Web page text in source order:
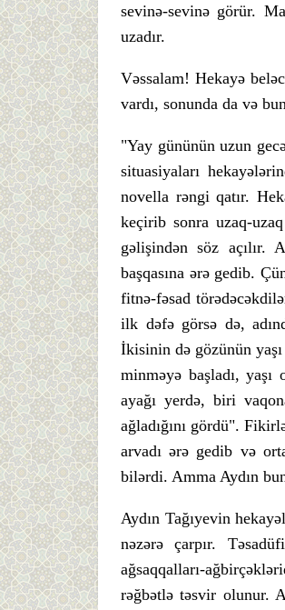
sevinə-sevinə görür.
uzadır.
Vəssalam! Hekayə
vardı, sonunda da və
"Yay gününün uzun
situasiyaları
novella rəngi qatır.
keçirib sonra uzaq-
gəlişindən söz açılır.
başqasına ərə gedib.
fitnə-fəsad
ilk dəfə görsə də,
İkisinin də gözünün
minməyə başladı,
ayağı yerdə, biri
ağladığını gördü".
arvadı ərə gedib və
bilərdi. Amma Aydın
Aydın Tağıyevin
nəzərə çarpır.
ağsaqqalları-
rəğbətlə təsvir olunur.